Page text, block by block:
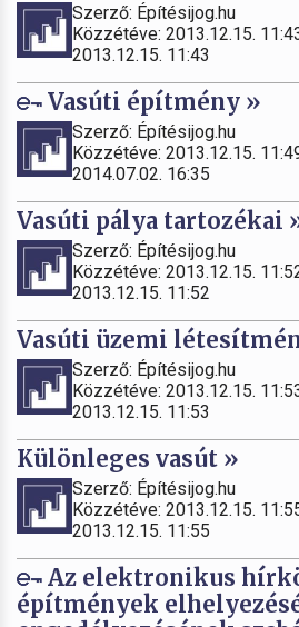
Szerző: Építésijog.hu
Közzétéve: 2013.12.15.
2013.12.15. 11:43
Vasúti építmény »
Szerző: Építésijog.hu
Közzétéve: 2013.12.15.
2014.07.02. 16:35
Vasúti pálya tartozékai
Szerző: Építésijog.hu
Közzétéve: 2013.12.15.
2013.12.15. 11:52
Vasúti üzemi
Szerző: Építésijog.hu
Közzétéve: 2013.12.15.
2013.12.15. 11:53
Különleges vasút »
Szerző: Építésijog.hu
Közzétéve: 2013.12.15.
2013.12.15. 11:55
Az elektronikus
építmények